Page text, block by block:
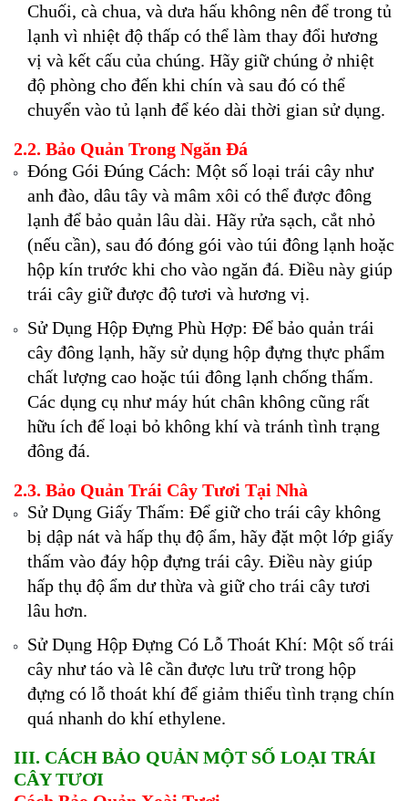
Chuối, cà chua, và dưa hấu không nên để trong tủ
lạnh vì nhiệt độ thấp có thể làm thay đổi hương
vị và kết cấu của chúng. Hãy giữ chúng ở nhiệt
độ phòng cho đến khi chín và sau đó có thể
chuyển vào tủ lạnh để kéo dài thời gian sử dụng.
2.2. Bảo Quản Trong Ngăn Đá
Đóng Gói Đúng Cách: Một số loại trái cây như
anh đào, dâu tây và mâm xôi có thể được đông
lạnh để bảo quản lâu dài. Hãy rửa sạch, cắt nhỏ
(nếu cần), sau đó đóng gói vào túi đông lạnh hoặc
hộp kín trước khi cho vào ngăn đá. Điều này giúp
trái cây giữ được độ tươi và hương vị.
Sử Dụng Hộp Đựng Phù Hợp: Để bảo quản trái
cây đông lạnh, hãy sử dụng hộp đựng thực phẩm
chất lượng cao hoặc túi đông lạnh chống thấm.
Các dụng cụ như máy hút chân không cũng rất
hữu ích để loại bỏ không khí và tránh tình trạng
đông đá.
2.3. Bảo Quản Trái Cây Tươi Tại Nhà
Sử Dụng Giấy Thấm: Để giữ cho trái cây không
bị dập nát và hấp thụ độ ẩm, hãy đặt một lớp giấy
thấm vào đáy hộp đựng trái cây. Điều này giúp
hấp thụ độ ẩm dư thừa và giữ cho trái cây tươi
lâu hơn.
Sử Dụng Hộp Đựng Có Lỗ Thoát Khí: Một số trái
cây như táo và lê cần được lưu trữ trong hộp
đựng có lỗ thoát khí để giảm thiểu tình trạng chín
quá nhanh do khí ethylene.
III. CÁCH BẢO QUẢN MỘT SỐ LOẠI TRÁI
CÂY TƯƠI